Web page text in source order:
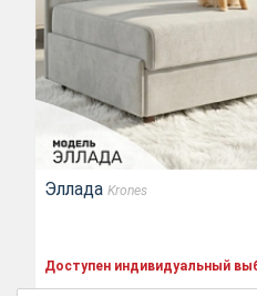
Эллада Krones
Доступен индивидуальный